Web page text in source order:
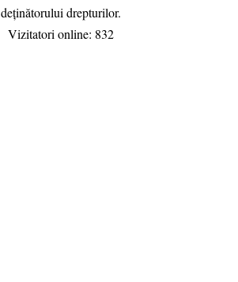
deținătorului drepturilor.
Vizitatori online: 832